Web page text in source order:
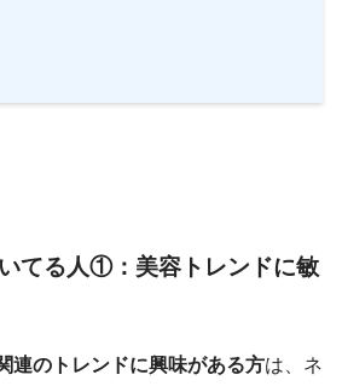
てる人①：美容トレンドに敏
連のトレンドに興味がある方は、ネ